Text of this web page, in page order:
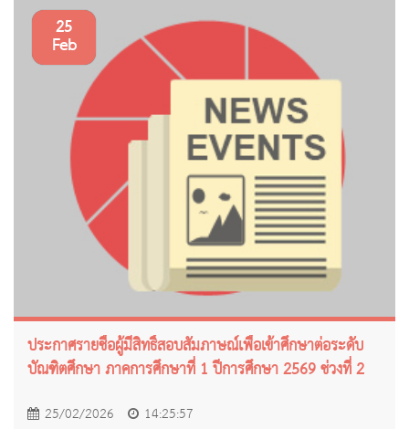
25
Feb
ประกาศรายชื่อผู้มีสิทธิ์สอบสัมภาษณ์เพื่อเข้าศึกษาต่อระดับ
บัณฑิตศึกษา ภาคการศึกษาที่ 1 ปีการศึกษา 2569 ช่วงที่ 2
25/02/2026 14:25:57